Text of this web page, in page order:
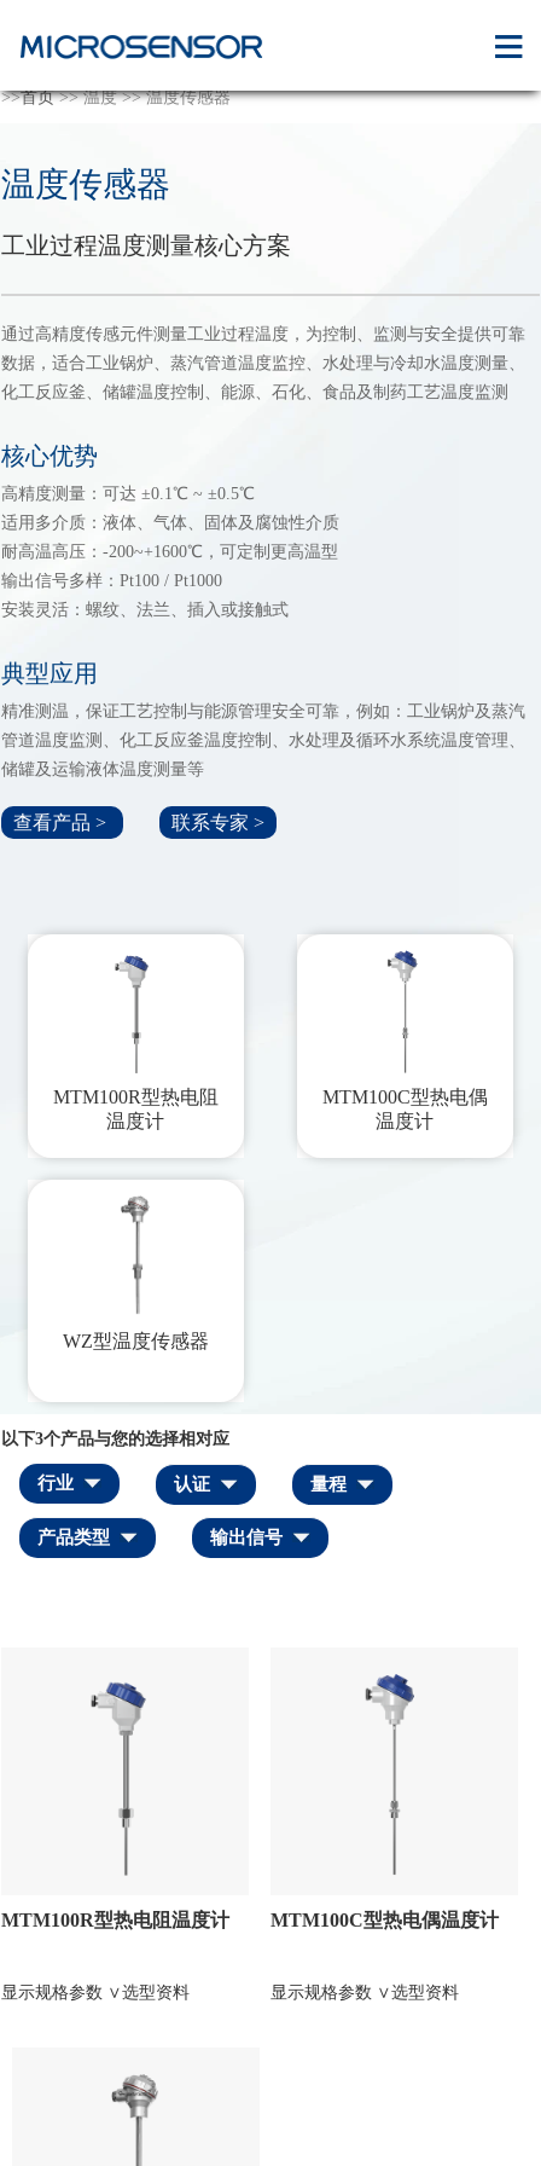
>>首页>> 温度 >> 温度传感器
温度传感器
工业过程温度测量核心方案
通过高精度传感元件测量工业过程温度，为控制、监测与安全提供可靠
数据，适合工业锅炉、蒸汽管道温度监控、水处理与冷却水温度测量、
化工反应釜、储罐温度控制、能源、石化、食品及制药工艺温度监测
核心优势
高精度测量：可达 ±0.1℃ ~ ±0.5℃
适用多介质：液体、气体、固体及腐蚀性介质
耐高温高压：-200~+1600℃，可定制更高温型
输出信号多样：Pt100 / Pt1000
安装灵活：螺纹、法兰、插入或接触式
典型应用
精准测温，保证工艺控制与能源管理安全可靠，例如：工业锅炉及蒸汽
管道温度监测、化工反应釜温度控制、水处理及循环水系统温度管理、
储罐及运输液体温度测量等
查看产品 > 联系专家 >
MTM100R型热电阻
温度计
MTM100C型热电偶
温度计
WZ型温度传感器
以下3个产品与您的选择相对应
行业 认证 量程
产品类型 输出信号
MTM100R型热电阻温度计
显示规格参数 ∨选型资料
MTM100C型热电偶温度计
显示规格参数 ∨选型资料